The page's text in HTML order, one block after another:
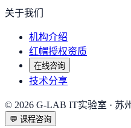
关于我们
机构介绍
红帽授权资质
在线咨询
技术分享
© 2026 G-LAB IT实验室 · 苏
💬 课程咨询